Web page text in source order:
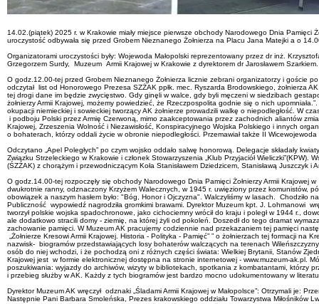
14.02.(piątek) 2025 r. w Krakowie miały miejsce pierwsze obchody Narodowego Dnia
uroczystość odbywała się przed Grobem Nieznanego Żołnierza na Placu Jana Matejki a o
Organizatorami uroczystości były: Wojewoda Małopolski reprezentowany przez dr inż.
Grzegorzem Surdy, Muzeum Armii Krajowej w Krakowie z dyrektorem dr Jarosławem Szarkiem.
O godz.12.00-tej przed Grobem Nieznanego Żołnierza licznie zebrani organizatorzy i goście
odczytał list od Honorowego Prezesa SZŻAK ppłk. mec. Ryszarda Brodowskiego, żołnierza
tej drogi dane im będzie zwycięstwo. Gdy ginęli w walce, gdy byli męczeni w siedzibach
żołnierzy Armii Krajowej, możemy powiedzieć, że Rzeczpospolita godnie się o nich
okupacji niemieckiej i sowieckiej tworzący AK żołnierze prowadzili walkę o niepodległość. W
i podboju Polski przez Armię Czerwoną, mimo zaakceptowania przez zachodnich aliantów
Krajowej, Zrzeszenia Wolność i Niezawisłość, Konspiracyjnego Wojska Polskiego i innych
o bohaterach, którzy oddali życie w obronie niepodległości. Przemawiał także II Wicewojewoda
Odczytano „Apel Poległych” po czym wojsko oddało salwę honorową. Delegacje składały
Związku Strzeleckiego w Krakowie i członek Stowarzyszenia „Klub Przyjaciół
(ŚZŻAK) z chorążym i przewodniczącym Koła Stanisławem Dziedzicem, Stanisławą
O godz.14.00-tej rozpoczęły się obchody Narodowego Dnia Pamięci Żołnierzy Armii Krajowej
dwukrotnie ranny, odznaczony Krzyżem Walecznych, w 1945 r. uwięziony przez komunistów,
obowiązek a naszym hasłem było: "Bóg, Honor i Ojczyzna". Walczyliśmy w lasach. Chodziło
Publiczność wypowiedź nagrodziła gromkimi brawami. Dyrektor Muzeum kpt. J. Lohmanowi
tworzył polskie wojska spadochronowe, jako cichociemny wrócił do kraju i poległ w 1944 r.,
ale dodatkowo stracili domy - ziemię, na której żyli od pokoleń. Doszedł do tego dramat
zachowanie pamięci. W Muzeum AK pracujemy codziennie nad przekazaniem tej pamięci
„Żołnierze Kresowi Armii Krajowej. Historia - Polityka - Pamięć” ” o żołnierzach tej formacji
nazwisk- biogramów przedstawiających losy bohaterów walczących na terenach
osób do niej wchodzi, i że pochodzą oni z różnych części świata: Wielkiej Brytanii, Stanów
Krajowej jest w formie elektronicznej dostępna na stronie internetowej - www.muzeum-ak.pl.
poszukiwania: wyjazdy do archiwów, wizyty w bibliotekach, spotkania z kombatantami, którzy
i przebieg służby w AK. Każdy z tych biogramów jest bardzo mocno udokumentowany w
Dyrektor Muzeum AK wręczył odznaki „Śladami Armii Krajowej w Małopolsce”: Otrzymali je:
Następnie Pani Barbara Smoleńska, Prezes krakowskiego oddziału Towarzystwa